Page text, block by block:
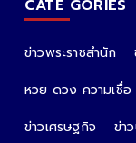
ALL PARTNER
The Nation
กรุงเทพธุรกิจ